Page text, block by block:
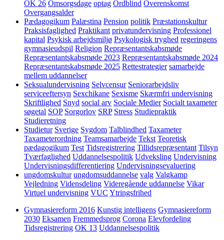
OK 26 Omsorgsdage optag Ordblind Overenskomst
Overgangsalder
Pædagogikum Palæstina Pension politik Præstationskultur
Praksisfaglighed Praktikant privatundervisning Professionel
kapital Psykisk arbejdsmiljø Psykologisk tryghed regeringens
gymnasieudspil Religion Repræsentantskabsmøde
Repræsentantskabsmøde 2023 Repræsentantskabsmøde 2024
Repræsentantskabsmøde 2025 Rettestrategier samarbejde
mellem uddannelser
Seksualundervisning Selvcensur Seniorarbejdsliv
serviceeftersyn Sexchikane Sexisme Skærmfri undervisning
Skriftlighed Snyd social arv Sociale Medier Socialt taxameter
søgetal SOP Sorgorlov SRP Stress Studiepraktik
Studieretning
Studietur Sverige Sygdom Talblindhed Taxameter
Taxameterordning Teamsamarbejde Tekst Teoretisk
pædagogikum Test Tidsregistrering Tillidsrepræsentant Tilsyn
Tværfaglighed Uddannelsespolitik Udveksling Undervisning
Undervisningsdifferentiering Undervisningsevaluering
ungdomskultur ungdomsuddannelse valg Valgkamp
Vejledning Vidensdeling Videregående uddannelse Vikar
Virtuel undervisning VUC Ytringsfrihed
Gymnasiereform 2016 Kunstig intelligens Gymnasiereform
2030 Eksamen Fremmedsprog Corona Elevfordeling
Tidsregistrering OK 13 Uddannelsespolitik